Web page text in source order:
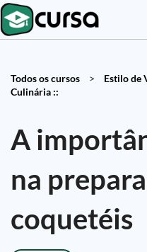
Todos os cursos > Estilo de
Culinária ::
A
na
coquetéis